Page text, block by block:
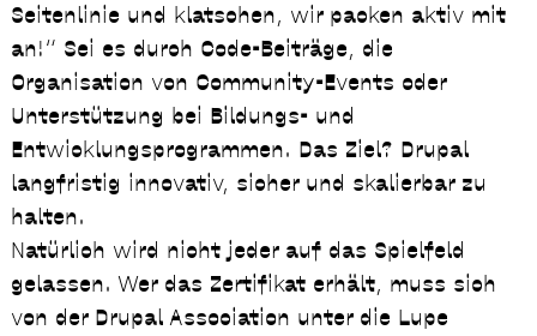
Seitenlinie und klatschen, wir packen aktiv mit
an!“ Sei es durch Code-Beiträge, die
Organisation von Community-Events oder
Unterstützung bei Bildungs- und
Entwicklungsprogrammen. Das Ziel? Drupal
langfristig innovativ, sicher und skalierbar zu
halten.
Natürlich wird nicht jeder auf das Spielfeld
gelassen. Wer das Zertifikat erhält, muss sich
von der Drupal Association unter die Lupe